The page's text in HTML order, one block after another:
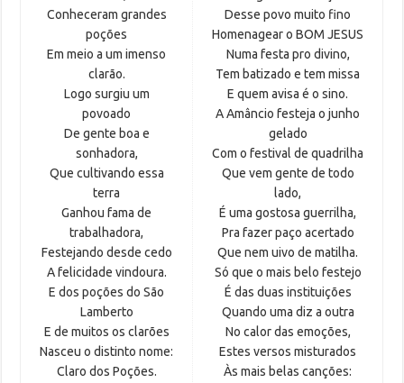
Conheceram grandes
poções
Em meio a um imenso
clarão.
Logo surgiu um
povoado
De gente boa e
sonhadora,
Que cultivando essa
terra
Ganhou fama de
trabalhadora,
Festejando desde cedo
A felicidade vindoura.
E dos poções do São
Lamberto
E de muitos os clarões
Nasceu o distinto nome:
Claro dos Poções.
Desse povo muito fino
Homenagear o BOM JESUS
Numa festa pro divino,
Tem batizado e tem missa
E quem avisa é o sino.
A Amâncio festeja o junho
gelado
Com o festival de quadrilha
Que vem gente de todo
lado,
É uma gostosa guerrilha,
Pra fazer paço acertado
Que nem uivo de matilha.
Só que o mais belo festejo
É das duas instituições
Quando uma diz a outra
No calor das emoções,
Estes versos misturados
Às mais belas canções: